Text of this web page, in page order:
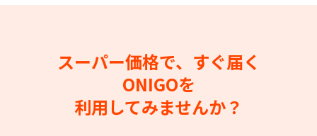
スーパー価格で、すぐ届く
ONIGOを
利用してみませんか？